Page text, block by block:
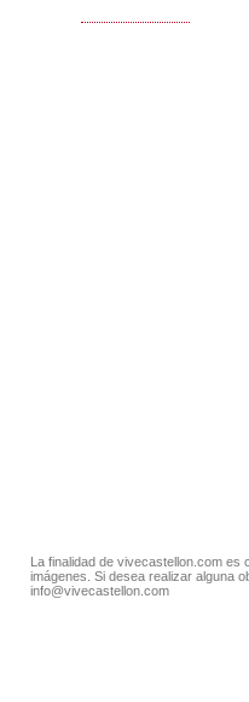
La finalidad de vivecastellon.com
imágenes. Si desea realizar alguna
info@vivecastellon.com